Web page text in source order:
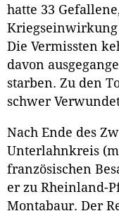
hatte 33
Kriegseinwirkung
Die Vermissten
davon
starben. Zu den
schwer
Nach Ende des
Unterlahnkreis
französischen
er zu Rheinland-
Montabaur. Der